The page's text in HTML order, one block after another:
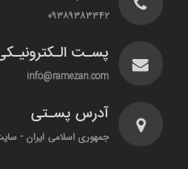
۰۹۳۸۹۳۸۳۳۴۲
پسـت
info@ramezan.com
آدرس پسـتی
جمهوری اسلامی ایران -